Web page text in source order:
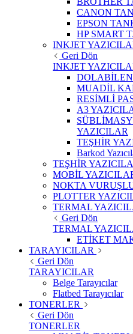
CANON
EPSON
HP SMART
INKJET
Geri Dön
INKJET
MUADİL
RESİMLİ
A3
YAZICILAR
TEŞHİR
Barkod
TEŞHİR
MOBİL
NOKTA
PLOTTER
TERMAL
Geri Dön
TERMAL
ETİKET
TARAYICILAR
Geri Dön
TARAYICILAR
Belge Tarayıcılar
Flatbed Tarayıcılar
TONERLER
Geri Dön
TONERLER